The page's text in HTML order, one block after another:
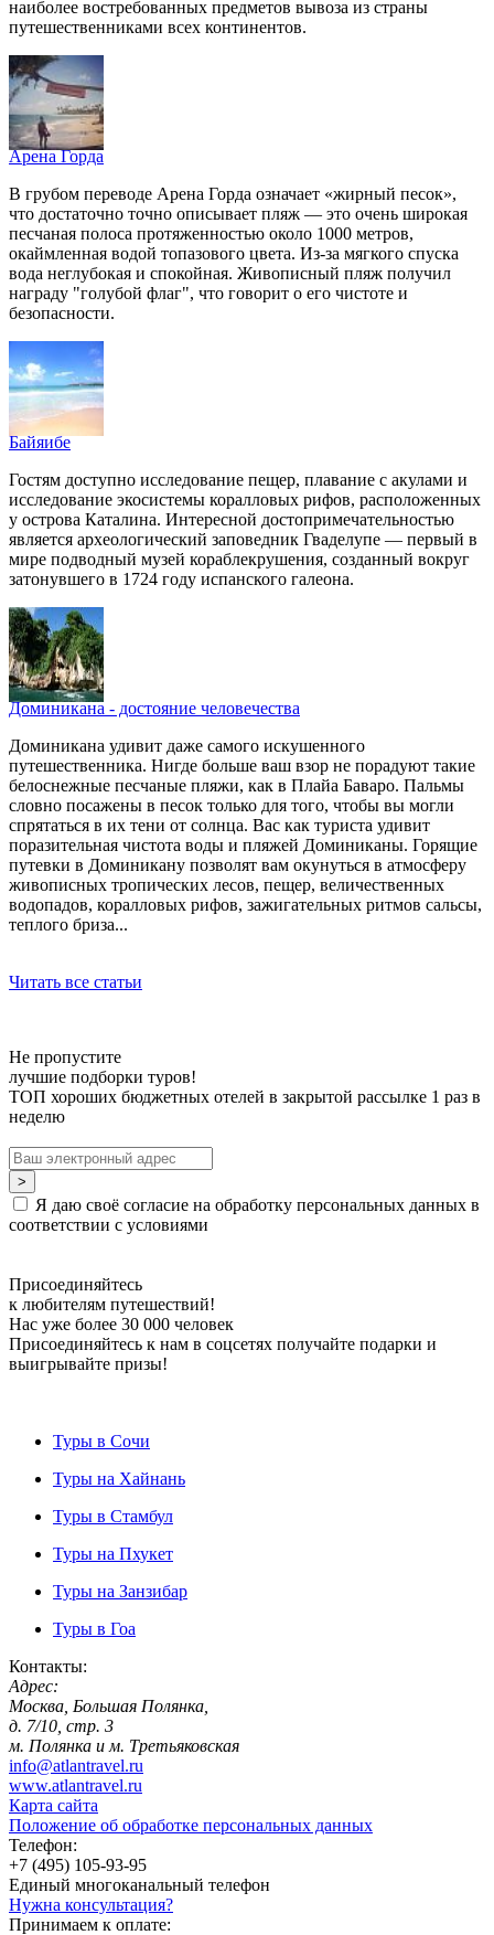
наиболее востребованных предметов вывоза из страны
путешественниками всех континентов.
Арена Горда
В грубом переводе Арена Горда означает «жирный песок»,
что достаточно точно описывает пляж — это очень широкая
песчаная полоса протяженностью около 1000 метров,
окаймленная водой топазового цвета. Из-за мягкого спуска
вода неглубокая и спокойная. Живописный пляж получил
награду "голубой флаг", что говорит о его чистоте и
безопасности.
Байяибе
Гостям доступно исследование пещер, плавание с акулами и
исследование экосистемы коралловых рифов, расположенных
у острова Каталина. Интересной достопримечательностью
является археологический заповедник Гваделупе — первый в
мире подводный музей кораблекрушения, созданный вокруг
затонувшего в 1724 году испанского галеона.
Доминикана - достояние человечества
Доминикана удивит даже самого искушенного
путешественника. Нигде больше ваш взор не порадуют такие
белоснежные песчаные пляжи, как в Плайа Баваро. Пальмы
словно посажены в песок только для того, чтобы вы могли
спрятаться в их тени от солнца. Вас как туриста удивит
поразительная чистота воды и пляжей Доминиканы. Горящие
путевки в Доминикану позволят вам окунуться в атмосферу
живописных тропических лесов, пещер, величественных
водопадов, коралловых рифов, зажигательных ритмов сальсы,
теплого бриза...
Читать все статьи
Не пропустите
лучшие подборки туров!
ТОП хороших бюджетных отелей в закрытой рассылке 1 раз в
неделю
Я даю своё согласие на обработку персональных данных в
соответствии с условиями
Присоединяйтесь
к любителям путешествий!
Нас уже более 30 000 человек
Присоединяйтесь к нам в соцсетях получайте подарки и
выигрывайте призы!
Туры в Сочи
Туры на Хайнань
Туры в Стамбул
Туры на Пхукет
Туры на Занзибар
Туры в Гоа
Контакты:
Адрес:
Москва, Большая Полянка,
д. 7/10, стр. 3
м. Полянка и м. Третьяковская
info@atlantravel.ru
www.atlantravel.ru
Карта сайта
Положение об обработке персональных данных
Телефон:
+7 (495) 105-93-95
Единый многоканальный телефон
Нужна консультация?
Принимаем к оплате: